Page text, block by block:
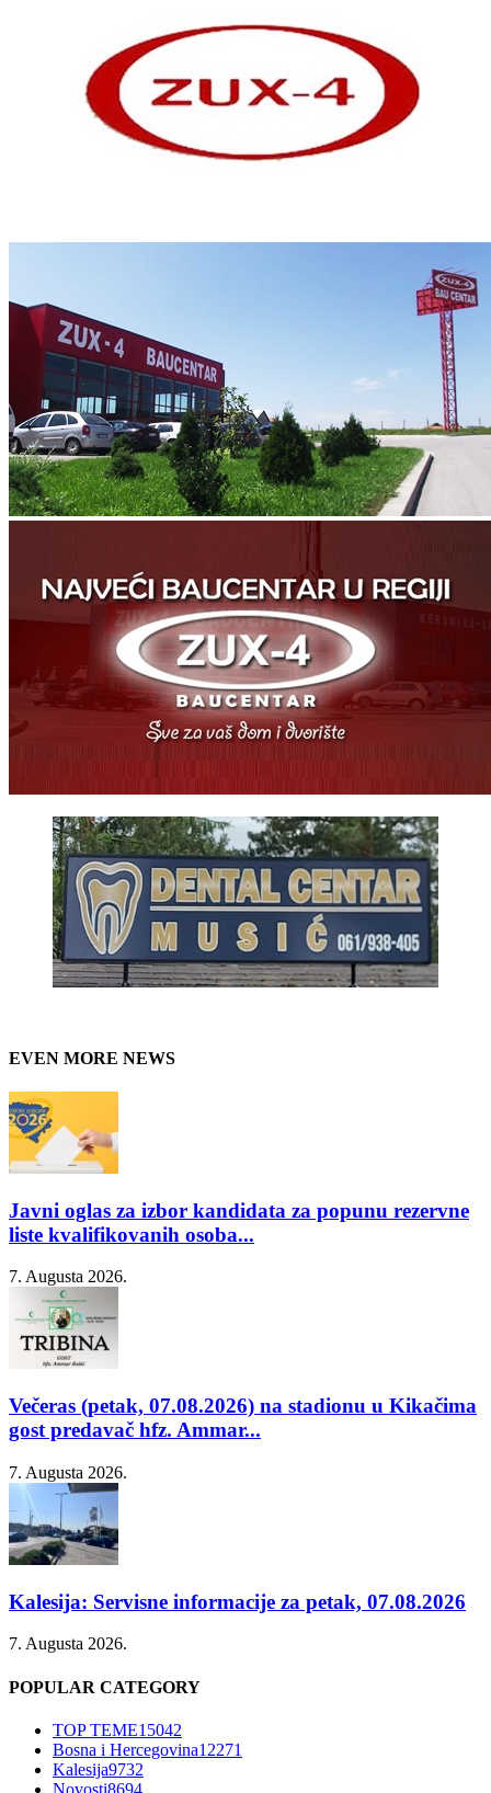
EVEN MORE NEWS
Javni oglas za izbor kandidata za popunu rezervne
liste kvalifikovanih osoba...
7. Augusta 2026.
Večeras (petak, 07.08.2026) na stadionu u Kikačima
gost predavač hfz. Ammar...
7. Augusta 2026.
Kalesija: Servisne informacije za petak, 07.08.2026
7. Augusta 2026.
POPULAR CATEGORY
TOP TEME15042
Bosna i Hercegovina12271
Kalesija9732
Novosti8694